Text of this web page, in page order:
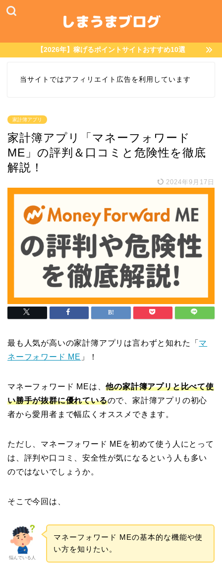
【2026年】稼げるポイントサイトおすすめ10選
当サイトではアフィリエイト広告を利用しています
家計簿アプリ
家計簿アプリ「マネーフォワード
ME」の評判＆口コミと危険性を徹底
解説！
2024年9月17日
最も人気が高いの家計簿アプリは言わずと知れた「 マ
ネーフォワード ME 」！
マネーフォワード MEは、他の家計簿アプリと比べて使
い勝手が抜群に優れているので、家計簿アプリの初心
者から愛用者まで幅広くオススメできます。
ただし、マネーフォワード MEを初めて使う人にとって
は、評判や口コミ、安全性が気になるという人も多い
のではないでしょうか。
そこで今回は、
悩んでいる人
マネーフォワード MEの基本的な機能や使
い方を知りたい。